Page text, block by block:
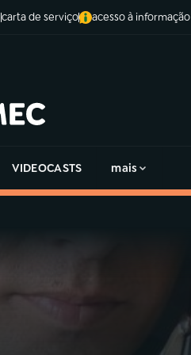
carta de serviço acesso à informação
VIDEOCASTS mais